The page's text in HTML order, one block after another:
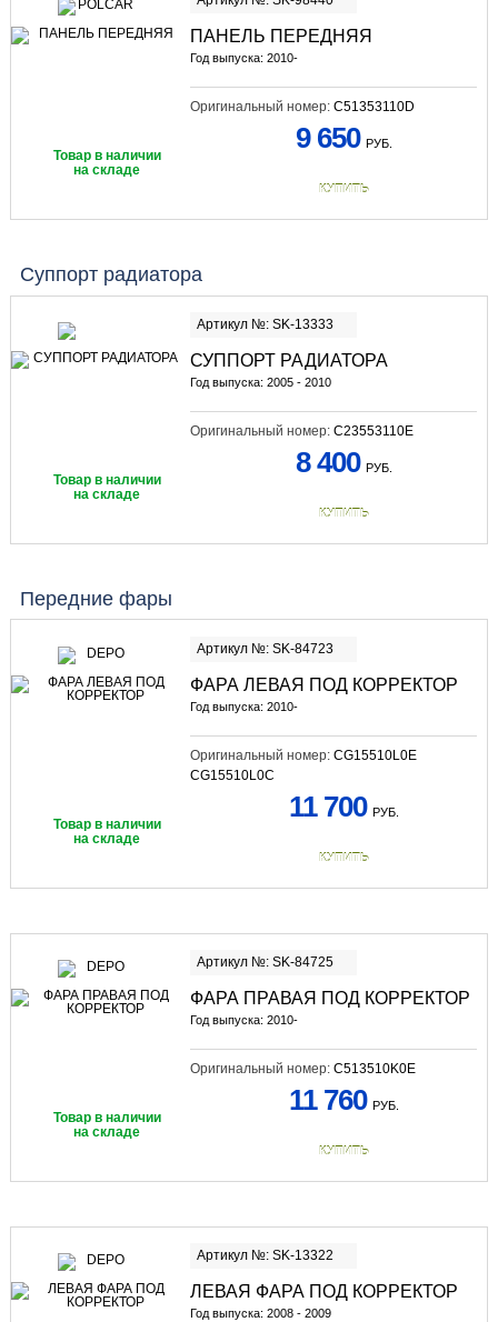
ПАНЕЛЬ ПЕРЕДНЯЯ
Год выпуска: 2010-
Оригинальный номер: C51353110D
Товар в наличии
на складе
9 650 РУБ.
КУПИТЬ
Суппорт радиатора
Артикул №: SK-13333
СУППОРТ РАДИАТОРА
Год выпуска: 2005 - 2010
Оригинальный номер: C23553110E
Товар в наличии
на складе
8 400 РУБ.
КУПИТЬ
Передние фары
Артикул №: SK-84723
ФАРА ЛЕВАЯ ПОД КОРРЕКТОР
Год выпуска: 2010-
Оригинальный номер: CG15510L0E
CG15510L0C
Товар в наличии
на складе
11 700 РУБ.
КУПИТЬ
Артикул №: SK-84725
ФАРА ПРАВАЯ ПОД КОРРЕКТОР
Год выпуска: 2010-
Оригинальный номер: C513510K0E
Товар в наличии
на складе
11 760 РУБ.
КУПИТЬ
Артикул №: SK-13322
ЛЕВАЯ ФАРА ПОД КОРРЕКТОР
Год выпуска: 2008 - 2009